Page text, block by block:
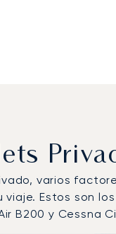
varios
viaje. Estos son
B200 y Cessna